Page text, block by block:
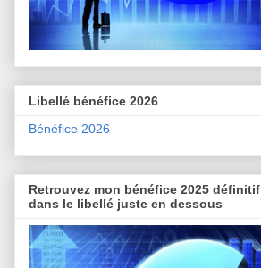
Libellé bénéfice 2026
Bénéfice 2026
Retrouvez mon bénéfice 2025 définitif
dans le libellé juste en dessous